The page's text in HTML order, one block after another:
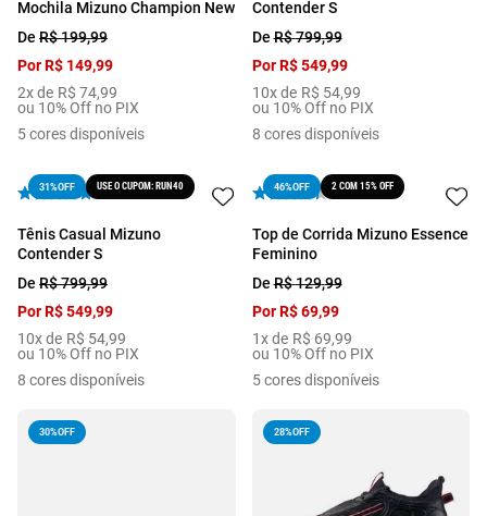
Mochila Mizuno Champion New
De R$199,99
Por R$ 149,99
2x de R$ 74,99
ou 10% Off no PIX
5cores disponíveis
Contender S
DeR$799,99
Por R$ 549,99
10x de R$ 54,99
ou 10% Off no PIX
8 cores disponíveis
31%OFF USE O CUPOM: RUN40
Tênis Casual Mizuno
Contender S
De R$799,99
Por R$549,99
10x de R$ 54,99
ou 10% Off no PIX
8 cores disponíveis
46%OFF 2 COM 15% OFF
Top de Corrida Mizuno Essence
Feminino
DeR$129,99
Por R$ 69,99
1 x de R$ 69,99
ou 10% Off no PIX
5 cores disponíveis
30%OFF 28%OFF